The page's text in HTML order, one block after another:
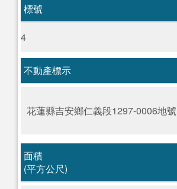
標號
4
不動產標示
花蓮縣吉安鄉仁義段1297-0006地號
面積
(平方公尺)